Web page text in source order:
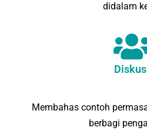
didalam
Membahas contoh
berbagi